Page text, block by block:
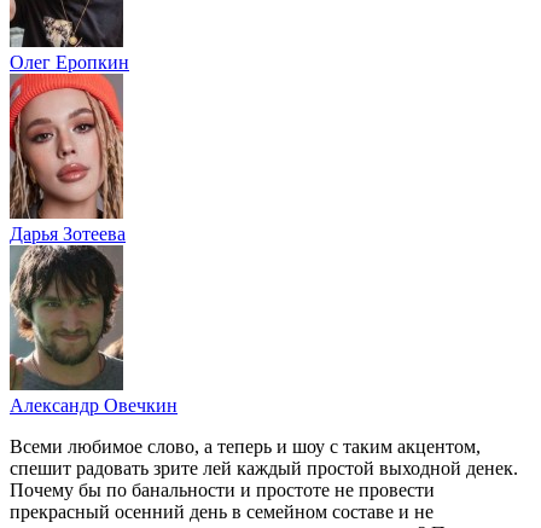
Олег Еропкин
Дарья Зотеева
Александр Овечкин
Всеми любимое слово, а теперь и шоу с таким акцентом,
спешит радовать зрите лей каждый простой выходной денек.
Почему бы по банальности и простоте не провести
прекрасный осенний день в семейном составе и не